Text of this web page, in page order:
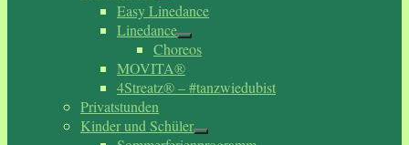
Easy Linedance
Linedance
Choreos
MOVITA®
4Streatz® – #tanzwiedubist
Privatstunden
Kinder und Schüler